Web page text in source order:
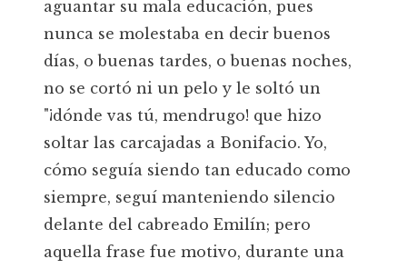
aguantar su mala educación, pues
nunca se molestaba en decir buenos
días, o buenas tardes, o buenas noches,
no se cortó ni un pelo y le soltó un
"¡dónde vas tú, mendrugo! que hizo
soltar las carcajadas a Bonifacio. Yo,
cómo seguía siendo tan educado como
siempre, seguí manteniendo silencio
delante del cabreado Emilín; pero
aquella frase fue motivo, durante una